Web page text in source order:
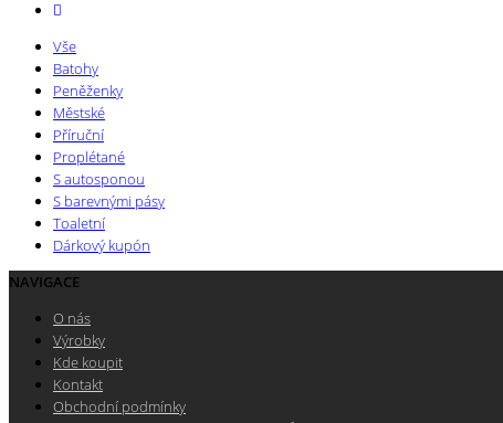
Vše
Batohy
Peněženky
Městské
Příruční
Proplétané
S autosponou
S barevnými pásy
Toaletní
Dárkový kupón
NAVIGACE
O nás
Výrobky
Kde koupit
Kontakt
Obchodní podmínky